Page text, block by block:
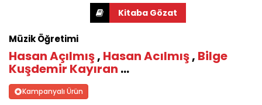
Müzik Öğretimi
Hasan Açılmış, Hasan Acılmış, Bilge
Kuşdemir Kayıran ...
Kampanyalı Ürün